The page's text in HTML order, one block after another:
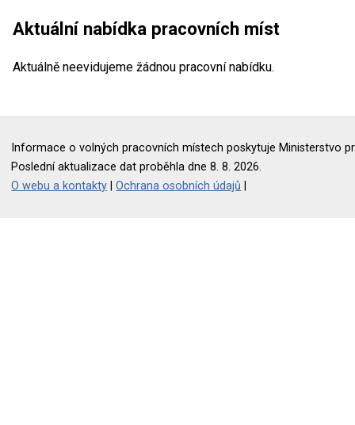
Aktuální nabídka pracovních míst
Aktuálně neevidujeme žádnou pracovní nabídku.
Informace o volných pracovních místech poskytuje Ministerstvo
Poslední aktualizace dat proběhla dne 8. 8. 2026.
O webu a kontakty |Ochrana osobních údajů